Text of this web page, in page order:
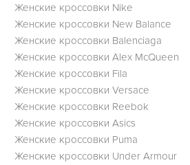
Женские кроссовки Nike
Женские кроссовки New Balance
Женские кроссовки Balenciaga
Женские кроссовки Alex McQueen
Женские кроссовки Fila
Женские кроссовки Versace
Женские кроссовки Reebok
Женские кроссовки Asics
Женские кроссовки Puma
Женские кроссовки Under Armour